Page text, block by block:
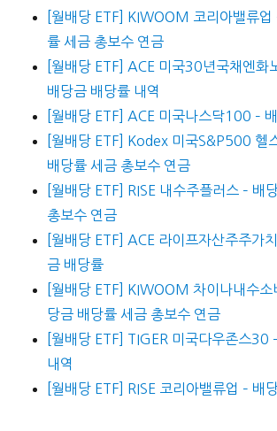
[월배당 ETF] KIWOOM 코리아밸류업
률 세금 총보수 연금
[월배당 ETF] ACE 미국30년국채엔화
배당금 배당률 내역
[월배당 ETF] ACE 미국나스닥100 –
[월배당 ETF] Kodex 미국S&P500 헬
배당률 세금 총보수 연금
[월배당 ETF] RISE 내수주플러스 – 배
총보수 연금
[월배당 ETF] ACE 라이프자산주주가
금 배당률
[월배당 ETF] KIWOOM 차이나내수소
당금 배당률 세금 총보수 연금
[월배당 ETF] TIGER 미국다우존스30
내역
[월배당 ETF] RISE 코리아밸류업 – 배